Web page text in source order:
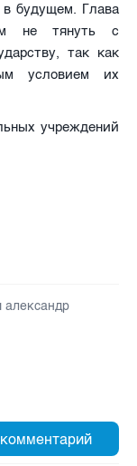
будущем. Глава
не тянуть с
так как
условием их
учреждений
александр